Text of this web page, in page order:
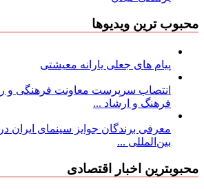
محبوب ترین ویدیوها
پیام های جعلی یارانه معیشتی
انتصاب سرپرست معاونت فرهنگی و
فرهنگ و ارشاد ...
معرفی برندگان جوایز سینمای ایران
بین‌المللی ...
محبوبترین اخبار اقتصادی